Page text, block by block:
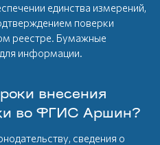
единства измерений,
поверки
реестре. Бумажные
информации.
внесения
во ФГИС Аршин?
сведения о